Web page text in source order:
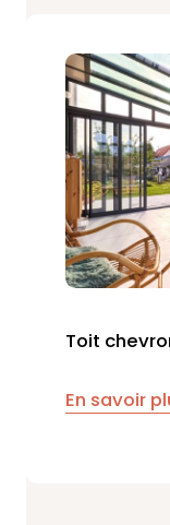
Toit
En savoir